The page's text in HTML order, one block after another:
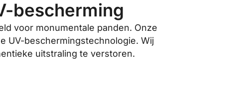
bescherming
voor monumentale panden. Onze
UV-beschermingstechnologie. Wij
uitstraling te verstoren.